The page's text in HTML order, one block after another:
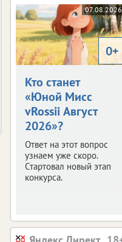
07.08.2026
0+
Кто станет
«Юной Мисс
vRossii Август
2026»?
Ответ на этот вопрос
узнаем уже скоро.
Стартовал новый этап
конкурса.